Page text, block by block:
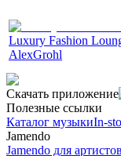
Luxury Fashion
AlexGrohl
Скачать приложение
Полезные ссылки
Каталог музыкиIn-
Jamendo
Jamendo для артистов